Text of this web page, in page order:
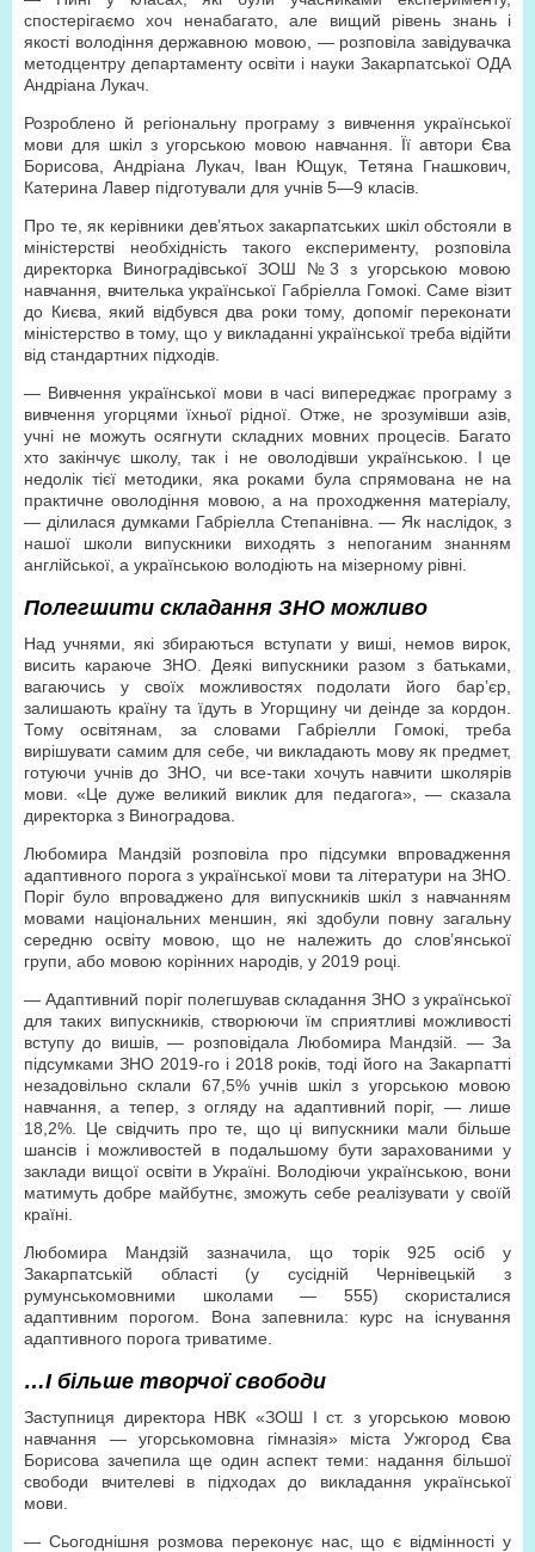
спостерігаємо хоч ненабагато, але вищий рівень знань і
якості володіння державною мовою, — розповіла завідувачка
методцентру департаменту освіти і науки Закарпатської ОДА
Андріана Лукач.
Розроблено й регіональну програму з вивчення української
мови для шкіл з угорською мовою навчання. Її автори Єва
Борисова, Андріана Лукач, Іван Ющук, Тетяна Гнашкович,
Катерина Лавер підготували для учнів 5—9 класів.
Про те, як керівники дев’ятьох закарпатських шкіл обстояли в
міністерстві необхідність такого експерименту, розповіла
директорка Виноградівської ЗОШ №3 з угорською мовою
навчання, вчителька української Габріелла Гомокі. Саме візит
до Києва, який відбувся два роки тому, допоміг переконати
міністерство в тому, що у викладанні української треба відійти
від стандартних підходів.
— Вивчення української мови в часі випереджає програму з
вивчення угорцями їхньої рідної. Отже, не зрозумівши азів,
учні не можуть осягнути складних мовних процесів. Багато
хто закінчує школу, так і не оволодівши українською. І це
недолік тієї методики, яка роками була спрямована не на
практичне оволодіння мовою, а на проходження матеріалу,
— ділилася думками Габріелла Степанівна. — Як наслідок, з
нашої школи випускники виходять з непоганим знанням
англійської, а українською володіють на мізерному рівні.
Полегшити складання ЗНО можливо
Над учнями, які збираються вступати у виші, немов вирок,
висить караюче ЗНО. Деякі випускники разом з батьками,
вагаючись у своїх можливостях подолати його бар’єр,
залишають країну та їдуть в Угорщину чи деінде за кордон.
Тому освітянам, за словами Габріелли Гомокі, треба
вирішувати самим для себе, чи викладають мову як предмет,
готуючи учнів до ЗНО, чи все-таки хочуть навчити школярів
мови. «Це дуже великий виклик для педагога», — сказала
директорка з Виноградова.
Любомира Мандзій розповіла про підсумки впровадження
адаптивного порога з української мови та літератури на ЗНО.
Поріг було впроваджено для випуск­ників шкіл з навчанням
мовами національних меншин, які здобули повну загальну
середню освіту мовою, що не належить до слов’янської
групи, або мовою корінних народів, у 2019 році.
— Адаптивний поріг полегшував складання ЗНО з української
для таких випускників, створюючи їм сприятливі можливості
вступу до вишів, — розповідала Любомира Мандзій. — За
підсумками ЗНО 2019-го і 2018 років, тоді його на Закарпатті
незадовільно склали 67,5% учнів шкіл з угорською мовою
навчання, а тепер, з огляду на адаптивний поріг, — лише
18,2%. Це свідчить про те, що ці випуск­ники мали більше
шансів і можливостей в подальшому бути зарахованими у
заклади вищої освіти в Україні. Володіючи українською, вони
матимуть добре майбутнє, зможуть себе реалізувати у своїй
країні.
Любомира Мандзій зазначила, що торік 925 осіб у
Закарпатській області (у сусідній Чернівецькій з
румунськомовними школами — 555) скористалися
адаптивним порогом. Вона запевнила: курс на існування
адаптивного порога триватиме.
…І більше творчої свободи
Заступниця директора НВК «ЗОШ І ст. з угорською мовою
навчання — угорськомовна гімназія» міста Ужгород Єва
Борисова зачепила ще один аспект теми: надання більшої
свободи вчителеві в підходах до викладання української
мови.
— Сьогоднішня розмова переконує нас, що є відмінності у